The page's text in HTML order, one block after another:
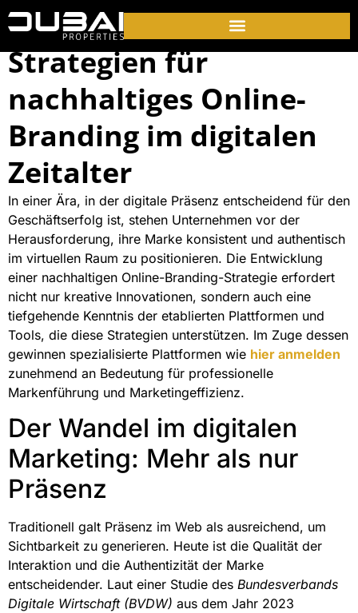
Strategien für
nachhaltiges Online-
Branding im digitalen
Zeitalter
In einer Ära, in der digitale Präsenz entscheidend für den
Geschäftserfolg ist, stehen Unternehmen vor der
Herausforderung, ihre Marke konsistent und authentisch
im virtuellen Raum zu positionieren. Die Entwicklung
einer nachhaltigen Online-Branding-Strategie erfordert
nicht nur kreative Innovationen, sondern auch eine
tiefgehende Kenntnis der etablierten Plattformen und
Tools, die diese Strategien unterstützen. Im Zuge dessen
gewinnen spezialisierte Plattformen wie hier anmelden
zunehmend an Bedeutung für professionelle
Markenführung und Marketingeffizienz.
Der Wandel im digitalen
Marketing: Mehr als nur
Präsenz
Traditionell galt Präsenz im Web als ausreichend, um
Sichtbarkeit zu generieren. Heute ist die Qualität der
Interaktion und die Authentizität der Marke
entscheidender. Laut einer Studie des Bundesverbands
Digitale Wirtschaft (BVDW) aus dem Jahr 2023